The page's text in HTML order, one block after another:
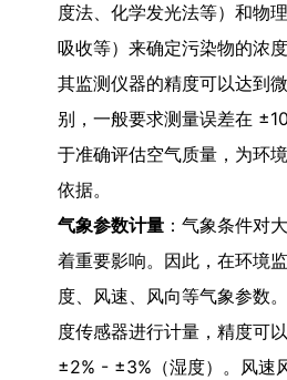
度法、化学发光法等）和物
吸收等）来确定污染物的浓
其监测仪器的精度可以达到
别，一般要求测量误差在
于准确评估空气质量，为环
依据。
气象参数计量 ：气象条件对
着重要影响。因此，在环境
度、风速、风向等气象参数
度传感器进行计量，精度可
±2% - ±3%（湿度）。风速